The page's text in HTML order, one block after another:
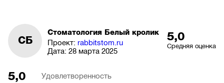
СБ
Стоматология Белый кролик
Проект: rabbitstom.ru
Дата: 28 марта 2025
5,0
Средняя оценка
5,0 Удовлетворенность